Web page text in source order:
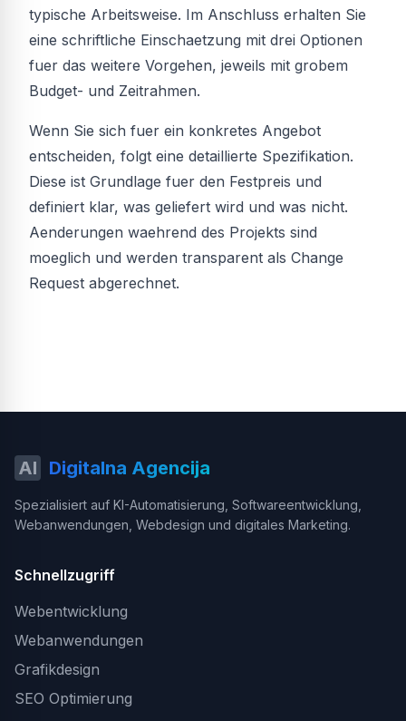
typische Arbeitsweise. Im Anschluss erhalten Sie
eine schriftliche Einschaetzung mit drei Optionen
fuer das weitere Vorgehen, jeweils mit grobem
Budget- und Zeitrahmen.
Wenn Sie sich fuer ein konkretes Angebot
entscheiden, folgt eine detaillierte Spezifikation.
Diese ist Grundlage fuer den Festpreis und
definiert klar, was geliefert wird und was nicht.
Aenderungen waehrend des Projekts sind
moeglich und werden transparent als Change
Request abgerechnet.
AI Digitalna Agencija
Spezialisiert auf KI-Automatisierung, Softwareentwicklung,
Webanwendungen, Webdesign und digitales Marketing.
Schnellzugriff
Webentwicklung
Webanwendungen
Grafikdesign
SEO Optimierung